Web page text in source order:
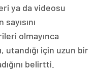
ya da videosu
olmayınca
utandığı için uzun bir
belirtti.